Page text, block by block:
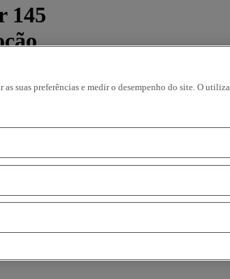
145
suas preferências e medir o desempenho do site. O